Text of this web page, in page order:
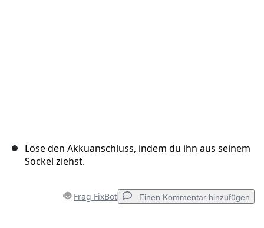
Löse den Akkuanschluss, indem du ihn aus seinem
Sockel ziehst.
Frag FixBot Einen Kommentar hinzufügen